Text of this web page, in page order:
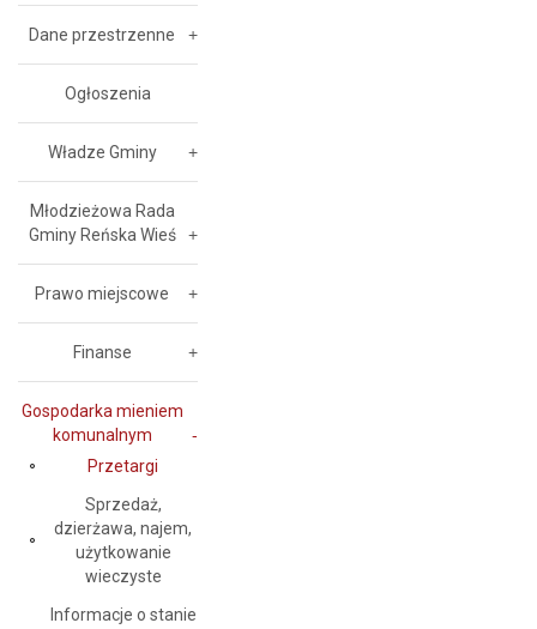
Dane przestrzenne
Ogłoszenia
Władze Gminy
Młodzieżowa Rada
Gminy Reńska Wieś
Prawo miejscowe
Finanse
Gospodarka mieniem
komunalnym
Przetargi
Sprzedaż,
dzierżawa, najem,
użytkowanie
wieczyste
Informacje o stanie